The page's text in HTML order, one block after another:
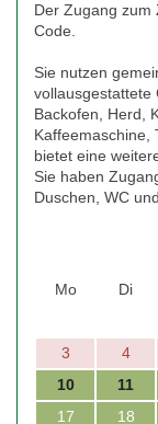
Der Zugang zum
Code.
Sie nutzen
vollausgestattete
Backofen, Herd,
Kaffeemaschine,
bietet eine
Sie haben
Duschen, WC
Mo
Di
3
4
10
11
17
18